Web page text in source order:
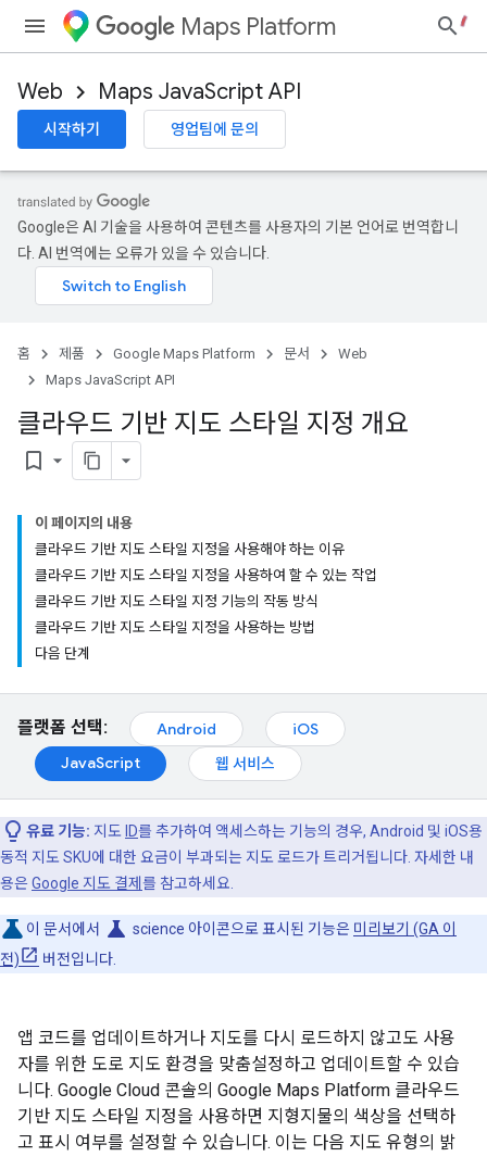
Maps Platform
Web Maps JavaScript API
시작하기 영업팀에 문의
Google은 AI 기술을 사용하여 콘텐츠를 사용자의 기본 언어로 번역합니
다. AI 번역에는 오류가 있을 수 있습니다.
홈 제품 Google Maps Platform 문서
Web
Maps JavaScript API
클라우드 기반 지도 스타일 지정 개요
bookmark_border
이 페이지의 내용
클라우드 기반 지도 스타일 지정을 사용해야 하는 이유
클라우드 기반 지도 스타일 지정을 사용하여 할 수 있는 작업
클라우드 기반 지도 스타일 지정 기능의 작동 방식
클라우드 기반 지도 스타일 지정을 사용하는 방법
다음 단계
플랫폼 선택: Android
iOS
JavaScript
웹 서비스
유료 기능: 지도 ID를 추가하여 액세스하는 기능의 경우, Android 및 iOS용
동적 지도 SKU에 대한 요금이 부과되는 지도 로드가 트리거됩니다. 자세한 내
용은 Google 지도 결제 를 참고하세요.
이 문서에서 science science 아이콘으로 표시된 기능은 미리보기 (GA 이
전)
버전입니다.
앱 코드를 업데이트하거나 지도를 다시 로드하지 않고도 사용
자를 위한 도로 지도 환경을 맞춤설정하고 업데이트할 수 있습
니다. Google Cloud 콘솔의 Google Maps Platform 클라우드
기반 지도 스타일 지정을 사용하면 지형지물의 색상을 선택하
고 표시 여부를 설정할 수 있습니다. 이는 다음 지도 유형의 밝